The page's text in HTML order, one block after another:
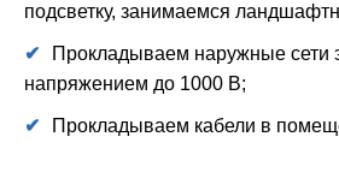
подсветку, занимаемся
Прокладываем наружные сети
напряжением до 1000 В;
Прокладываем кабели в